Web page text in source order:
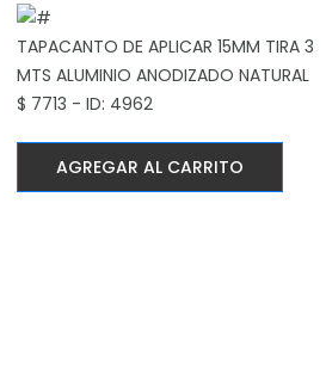
TAPACANTO DE APLICAR 15MM TIRA 3
MTS ALUMINIO ANODIZADO NATURAL
$ 7713 - ID: 4962
AGREGAR AL CARRITO